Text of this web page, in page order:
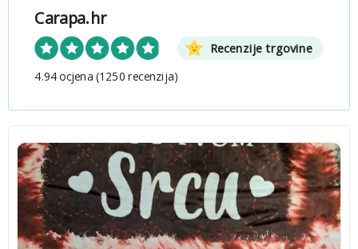
Carapa.hr
Recenzije trgovine
4.94 ocjena (1250 recenzija)